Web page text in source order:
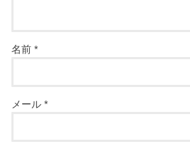
名前*
メール*